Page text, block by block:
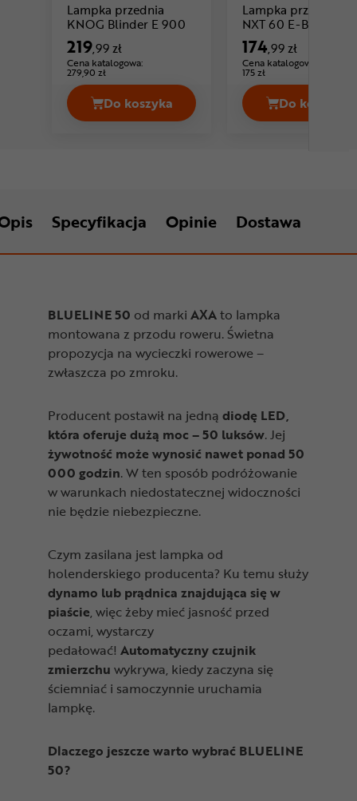
Lampka przednia
KNOG Blinder E 900
Cena: 219 ,99 zł
219,99 zł
Cena katalogowa:
279,90 zł
Do koszyka
Lampka przednia KNOG Blinder E
Lampka przednia
NXT 60 E-Bike
174,99 zł
Cena katalogowa:
175 zł
Do koszyka
Lampka
Specyfikacja Opinie Dostawa
BLUELINE 50 od marki AXAto lampka
montowana z przodu roweru. Świetna
propozycja na wycieczki rowerowe –
zwłaszcza po zmroku.
Producent postawił na jedną diodę LED,
która oferuje dużą moc – 50 luksów. Jej
żywotność może wynosić nawet ponad 50
000 godzin. W ten sposób podróżowanie
w warunkach niedostatecznej widoczności
nie będzie niebezpieczne.
Czym zasilana jest lampka od
holenderskiego producenta? Ku temu służy
dynamo lub prądnica znajdująca się w
piaście, więc żeby mieć jasność przed
oczami, wystarczy
pedałować! Automatyczny czujnik
zmierzchu wykrywa, kiedy zaczyna się
ściemniać i samoczynnie uruchamia
lampkę.
Dlaczego jeszcze warto wybrać BLUELINE
50?